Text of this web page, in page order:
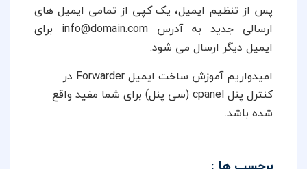
پس از تنظیم ایمیل، یک کپی از تمامی ایمیل های
ارسالی جدید به آدرس info@domain.com برای
ایمیل دیگر ارسال می شود.
امیدواریم آموزش ساخت ایمیل Forwarder در
کنترل پنل cpanel (سی پنل) برای شما مفید واقع
شده باشد.